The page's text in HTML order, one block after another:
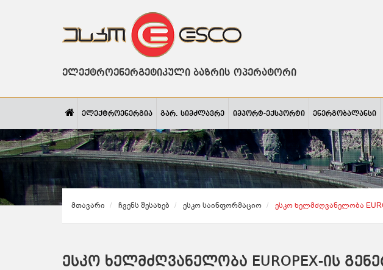
ელექტროენერგეტიკული ბაზრის ოპერატორი
ელექტროენერგია გარ. სიმძლავრე იმპორტ-ექსპორტი ენერგობალანსი
Მთავარი Ჩვენს Შესახებ Ესკო Საინფორმაციო Ესკო Ხელმძღვანელობა
ესკო ხელმძღვანელობა EUROPEX-ის